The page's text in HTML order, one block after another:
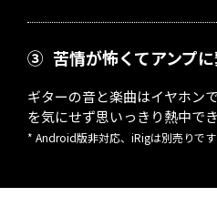
③ 苦情が怖くてアンプ
ギターの音と楽曲はイヤホン
を気にせず思いっきり熱中で
* Android版非対応、iRigは別売りです